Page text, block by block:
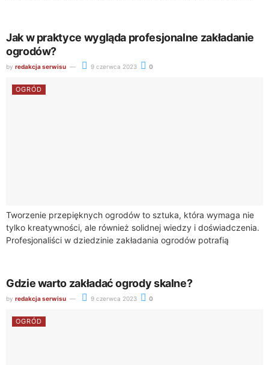
Jak w praktyce wygląda profesjonalne zakładanie
ogrodów?
by redakcja serwisu 9 czerwca 2023 0
OGRÓD
Tworzenie przepięknych ogrodów to sztuka, która wymaga nie
tylko kreatywności, ale również solidnej wiedzy i doświadczenia.
Profesjonaliści w dziedzinie zakładania ogrodów potrafią
Gdzie warto zakładać ogrody skalne?
by redakcja serwisu 9 czerwca 2023 0
OGRÓD